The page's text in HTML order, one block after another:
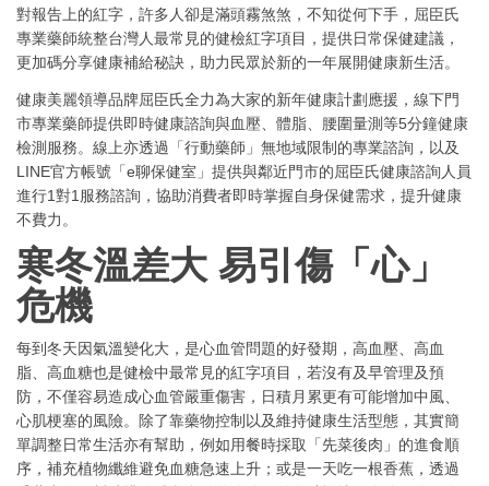
對報告上的紅字，許多人卻是滿頭霧煞煞，不知從何下手，屈臣氏
專業藥師統整台灣人最常見的健檢紅字項目，提供日常保健建議，
更加碼分享健康補給秘訣，助力民眾於新的一年展開健康新生活。
健康美麗領導品牌屈臣氏全力為大家的新年健康計劃應援，線下門
市專業藥師提供即時健康諮詢與血壓、體脂、腰圍量測等5分鐘健康
檢測服務。線上亦透過「行動藥師」無地域限制的專業諮詢，以及
LINE官方帳號「e聊保健室」提供與鄰近門市的屈臣氏健康諮詢人員
進行1對1服務諮詢，協助消費者即時掌握自身保健需求，提升健康
不費力。
寒冬溫差大 易引傷「心」
危機
每到冬天因氣溫變化大，是心血管問題的好發期，高血壓、高血
脂、高血糖也是健檢中最常見的紅字項目，若沒有及早管理及預
防，不僅容易造成心血管嚴重傷害，日積月累更有可能增加中風、
心肌梗塞的風險。除了靠藥物控制以及維持健康生活型態，其實簡
單調整日常生活亦有幫助，例如用餐時採取「先菜後肉」的進食順
序，補充植物纖維避免血糖急速上升；或是一天吃一根香蕉，透過